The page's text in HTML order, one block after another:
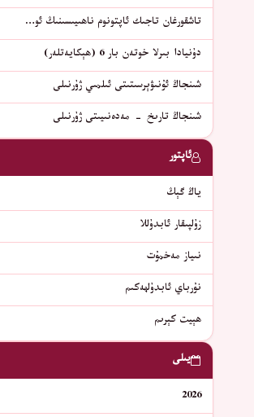
تاشقورغان تاجىك ئاپتونوم ناھىيىسىنىڭ ئو…
دۇنيادا بىرلا خوتەن بار 6 (ھېكايەتلەر)
شىنجاڭ ئۇنىۋېرسىتىتى ئىلمىي ژۇرنىلى
شىنجاڭ تارىخ - مەدەنىيىتى ژۇرنىلى
ئاپتور
ياڭ گېڭ
زۇلپىقار ئابدۇللا
نىياز مەخمۇت
نۇرباي ئابدۇلھەكىم
ھېيت كېرىم
يىلى
2026